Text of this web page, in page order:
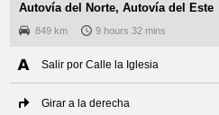
Autovía del Norte, Autovía del Este
849 km 9 hours 32 mins
Salir por Calle la Iglesia
Girar a la derecha